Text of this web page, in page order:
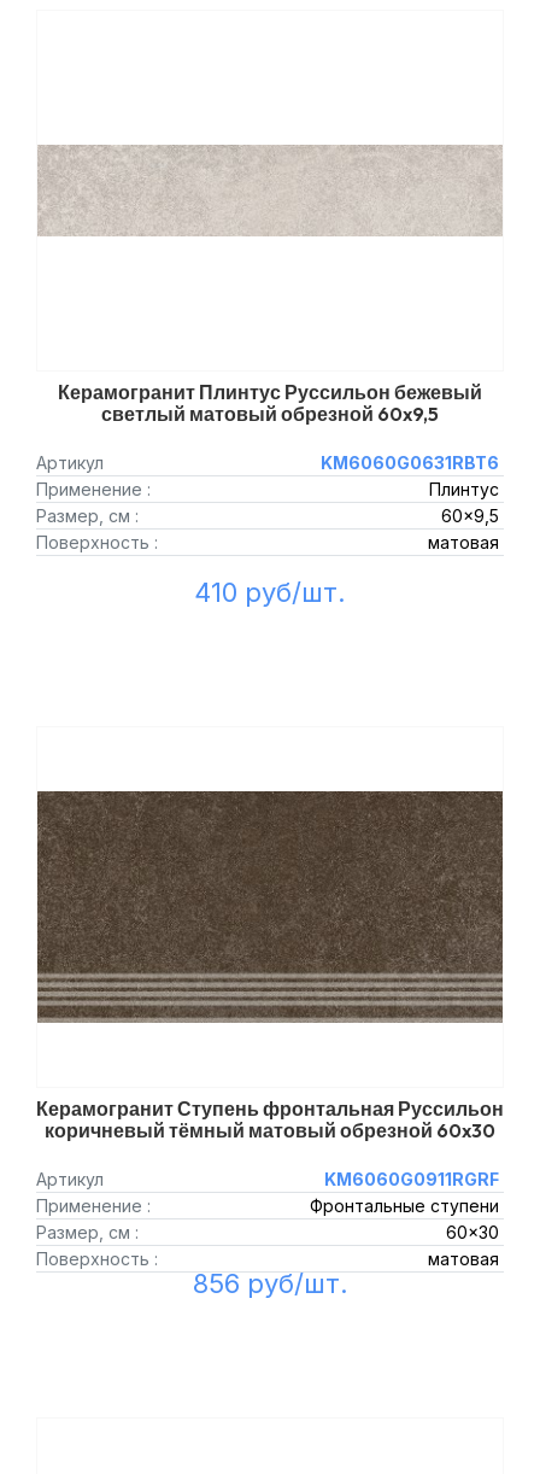
Керамогранит Плинтус Руссильон бежевый
светлый матовый обрезной 60x9,5
Артикул
KM6060G0631RBT6
Применение :
Плинтус
Размер, см :
60x9,5
Поверхность :
матовая
410 руб/шт.
Керамогранит Ступень фронтальная Руссильон
коричневый тёмный матовый обрезной 60x30
Артикул
KM6060G0911RGRF
Применение :
Фронтальные ступени
Размер, см :
60x30
Поверхность :
матовая
856 руб/шт.